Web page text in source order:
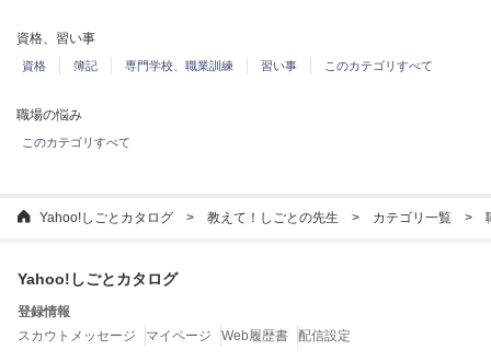
資格、習い事
資格 簿記 専門学校、職業訓練 習い事 このカテゴリすべて
職場の悩み
このカテゴリすべて
Yahoo!しごとカタログ 教えて！しごとの先生 カテゴリ一覧
Yahoo!しごとカタログ
登録情報
スカウトメッセージ
マイページ Web履歴書 配信設定